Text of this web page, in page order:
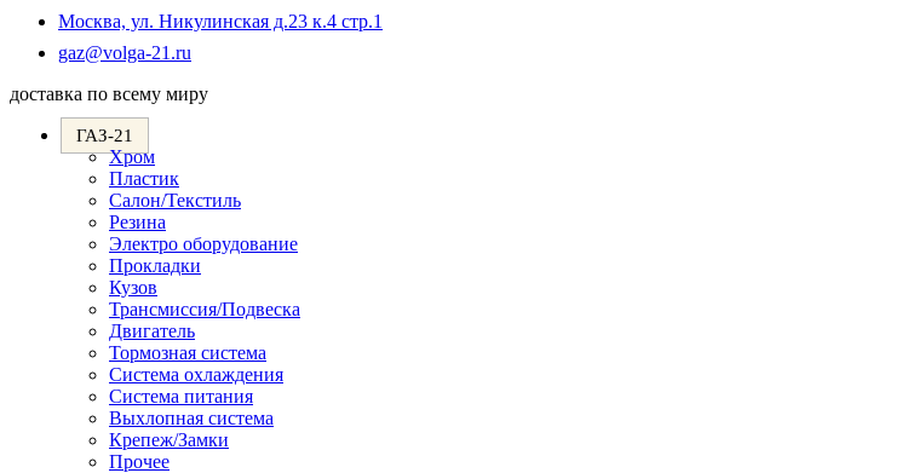
Москва, ул. Никулинская д.23 к.4 стр.1
gaz@volga-21.ru
вашем
доставка по всему миру
ГАЗ-21
Хром
Пластик
Салон/Текстиль
Резина
Электро оборудование
Прокладки
Кузов
Трансмиссия/Подвеска
Двигатель
Тормозная система
Система охлаждения
Система питания
Выхлопная система
Крепеж/Замки
Прочее